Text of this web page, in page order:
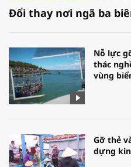
Đổi thay nơi ngã ba
Nỗ lực
thác
vùng
Gỡ thẻ
dựng